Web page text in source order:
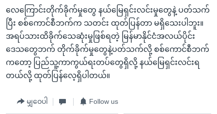
လေကြောင်းတိုက်ခိုက်မှုတွေ နယ်မြေရှင်းလင်းမှုတွေနဲ့ ပတ်သက်
ပြီး စစ်ကောင်စီဘက်က သတင်း ထုတ်ပြန်တာ မရှိသေးပါဘူး။
အရပ်သားထိခိုက်သေဆုံးမှုဖြစ်ရတဲ့ မြန်မာနိုင်ငံအလယ်ပိုင်း
ဒေသတွေဘက် တိုက်ခိုက်မှုတွေနဲ့ပတ်သက်လို့ စစ်ကောင်စီဘက်
ကတော့ ပြည်သူ့ကာကွယ်ရးတပ်တွေရှိလို့ နယ်မြေရှင်းလင်းရ
တယ်လို့ ထုတ်ပြန်လေ့ရှိပါတယ်။
မျှဝေပါ Follow us